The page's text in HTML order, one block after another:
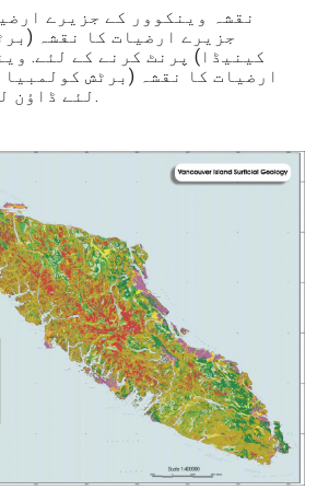
نقشہ وینکوور کے جزیرے
جزیرے ارضیات کا نقشہ
کینیڈا) پرنٹ کرنے کے لئے.
ارضیات کا نقشہ (برٹش
لئے ڈاؤن لوڈ ، اتارنا.